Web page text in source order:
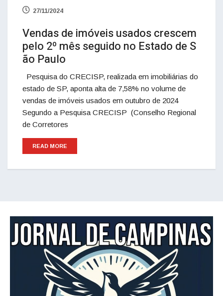
27/11/2024
Vendas de imóveis usados crescem
pelo 2º mês seguido no Estado de S
ão Paulo
Pesquisa do CRECISP, realizada em imobiliárias do
estado de SP, aponta alta de 7,58% no volume de
vendas de imóveis usados em outubro de 2024
Segundo a Pesquisa CRECISP (Conselho Regional
de Corretores
READ MORE